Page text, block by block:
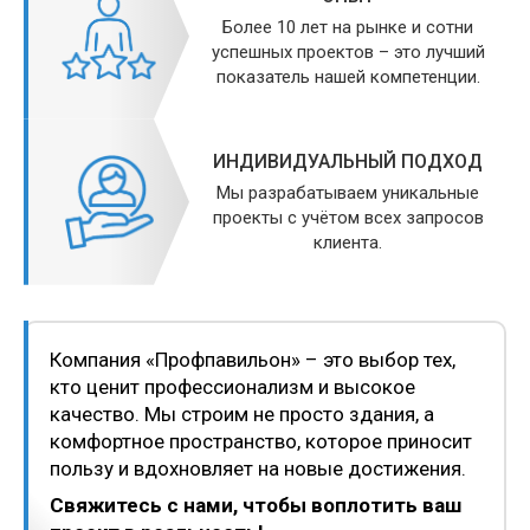
Более 10 лет на рынке и сотни
успешных проектов – это лучший
показатель нашей компетенции.
ИНДИВИДУАЛЬНЫЙ ПОДХОД
Мы разрабатываем уникальные
проекты с учётом всех запросов
клиента.
Компания «Профпавильон» – это выбор тех,
кто ценит профессионализм и высокое
качество. Мы строим не просто здания, а
комфортное пространство, которое приносит
пользу и вдохновляет на новые достижения.
Свяжитесь с нами, чтобы воплотить ваш